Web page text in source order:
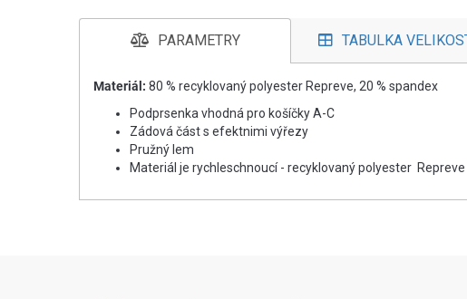
PARAMETRY TABULKA
Materiál: 80 % recyklovaný polyester Repreve, 20 % spandex
Podprsenka vhodná pro košíčky A-C
Zádová část s efektnimi výřezy
Pružný lem
Materiál je rychleschnoucí - recyklovaný polyester